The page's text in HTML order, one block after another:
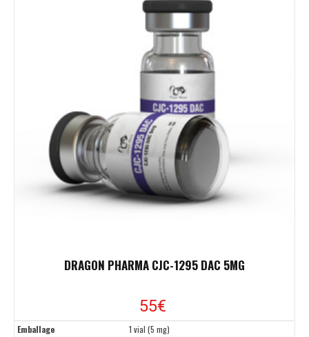
DRAGON PHARMA CJC-1295 DAC 5MG
55€
Emballage
1 vial (5 mg)